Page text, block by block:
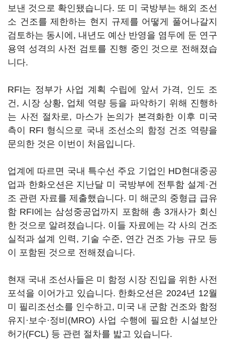
보낸 것으로 확인됐습니다. 또 미 국방부는 해외 조선
소 건조를 제한하는 현지 규제를 어떻게 풀어나갈지
검토하는 동시에, 내년도 예산 반영을 염두에 둔 연구
용역 성격의 사전 검토를 진행 중인 것으로 전해졌습
니다.
RFI는 정부가 사업 계획 수립에 앞서 가격, 인도 조
건, 시장 상황, 업체 역량 등을 파악하기 위해 진행하
는 사전 절차로, 마스가 논의가 본격화한 이후 미국
측이 RFI 형식으로 국내 조선소의 함정 건조 역량을
문의한 것은 이번이 처음입니다.
업계에 따르면 국내 특수선 주요 기업인 HD현대중공
업과 한화오션은 지난달 미 국방부에 전투함 설계·건
조 관련 자료를 제출했습니다. 미 해군의 중형급 급유
함 RFI에는 삼성중공업까지 포함해 총 3개사가 회신
한 것으로 알려졌습니다. 이들 자료에는 각 사의 건조
실적과 설계 인력, 기술 수준, 연간 건조 가능 규모 등
이 포함된 것으로 전해졌습니다.
현재 국내 조선사들은 미 함정 시장 진입을 위한 사전
포석을 이어가고 있습니다. 한화오션은 2024년 12월
미 필리조선소를 인수하고, 미국 내 군함 건조와 함정
유지·보수·정비(MRO) 사업 수행에 필요한 시설보안
허가(FCL) 등 관련 절차를 밟고 있습니다.